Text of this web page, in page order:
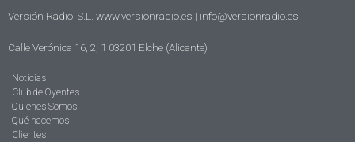
Versión Radio, S.L. www.versionradio.es | info@versionradio.es
Calle Verónica 16, 2, 1 03201 Elche (Alicante)
Noticias
Club de Oyentes
Quienes Somos
Qué hacemos
Clientes